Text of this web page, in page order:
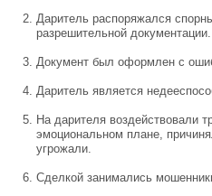
Даритель распоряжался
разрешительной
Документ был оформлен с
Даритель является
На дарителя воздействовали
эмоциональном плане,
угрожали.
Сделкой занимались